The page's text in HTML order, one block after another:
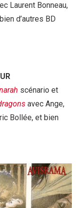
Laurent Bonneau,
d’autres BD
scénario et
avec Ange,
Bollée, et bien